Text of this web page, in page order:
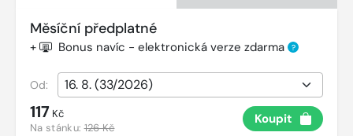
Měsíční předplatné
+ Bonus navíc - elektronická verze zdarma ?
Od:
117 Kč
Na stánku:126 Kč
Koupit